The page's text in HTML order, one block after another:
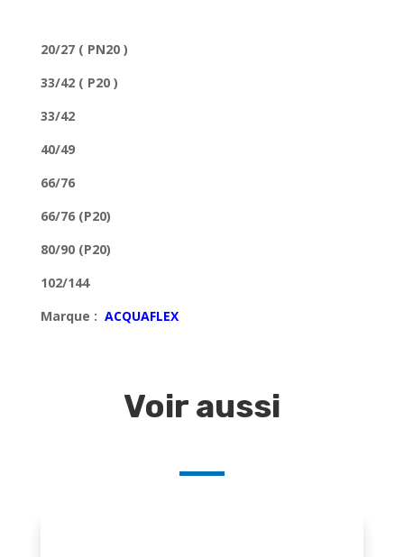
20/27 ( PN20 )
33/42 ( P20 )
33/42
40/49
66/76
66/76 (P20)
80/90 (P20)
102/144
Marque : ACQUAFLEX
Voir aussi